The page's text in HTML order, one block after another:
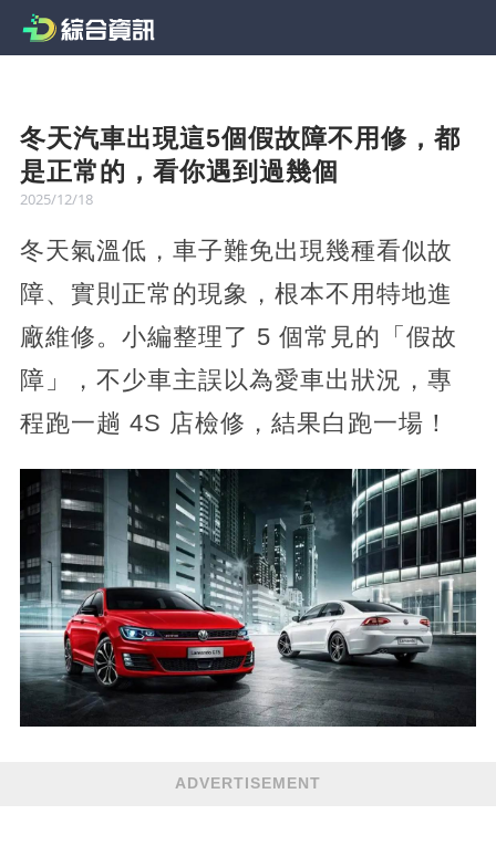
冬天汽車出現這5個假故障不用修，都
是正常的，看你遇到過幾個
2025/12/18
冬天氣溫低，車子難免出現幾種看似故
障、實則正常的現象，根本不用特地進
廠維修。小編整理了 5 個常見的「假故
障」，不少車主誤以為愛車出狀況，專
程跑一趟 4S 店檢修，結果白跑一場！
ADVERTISEMENT